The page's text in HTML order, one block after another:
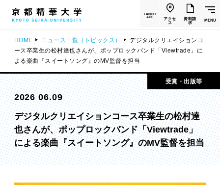
LANGU
AGE
アクセ
ス
資料請
求
MENU
HOME ニュース一覧（トピックス）
デジタルクリエイションコ
ース卒業生の松村達也さんが、ポップロックバンド「Viewtrade」に
よる楽曲『スイートソング』のMV監督を担当
受賞・出版等
2026 06.09
デジタルクリエイションコース卒業生の松村達
也さんが、ポップロックバンド「Viewtrade」
による楽曲『スイートソング』のMV監督を担当